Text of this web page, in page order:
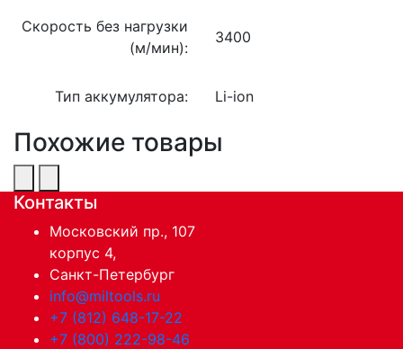
Скорость без нагрузки
(м/мин):
3400
Тип аккумулятора: Li-ion
Похожие товары
Контакты
Московский пр., 107
корпус 4,
Санкт-Петербург
info@miltools.ru
+7 (812) 648-17-22
+7 (800) 222-98-46